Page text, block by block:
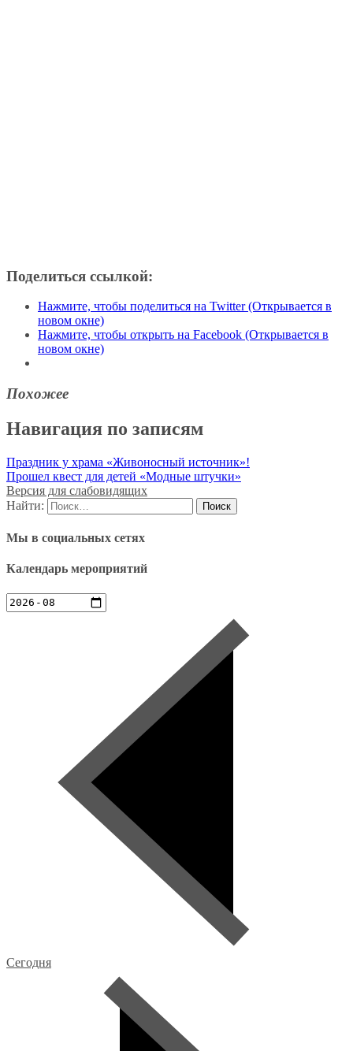
Поделиться ссылкой:
Нажмите, чтобы поделиться на Twitter (Открывается в
новом окне)
Нажмите, чтобы открыть на Facebook (Открывается в
новом окне)
Похожее
Навигация по записям
Праздник у храма «Живоносный источник»!
Прошел квест для детей «Модные штучки»
Версия для слабовидящих
Найти:
Мы в социальных сетях
Календарь мероприятий
Сегодня